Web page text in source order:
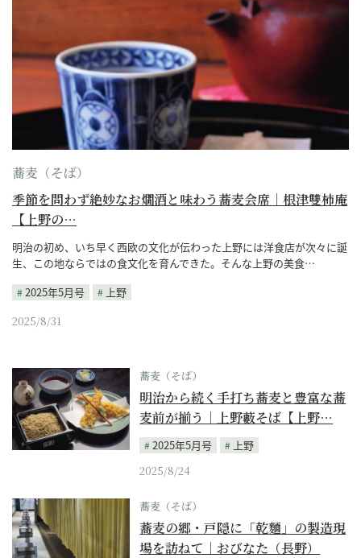
蕎麦（そば）
季節を問わず絶妙なお燗酒と味わう蕎麦会席｜根津雙柿庵
【上野の…
明治の初め、いち早く西欧の文化が伝わった上野には洋食店が次々に誕
生、この地ならではの食文化を育んできた。そんな上野の美食…
2025年5月号
上野
2025/8/31
蕎麦（そば）
明治から続く手打ち蕎麦と豊富な蕎
麦前が揃う｜上野藪そば【上野…
2025年5月号
上野
2025/8/24
蕎麦（そば）
蕎麦の郷・戸隠に「乾麵」の製造現
場を訪ねて｜おびなた（長野）